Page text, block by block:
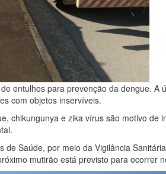
entulhos para prevenção da dengue. A
com objetos inservíveis.
chikungunya e zika vírus são motivo de
Saúde, por meio da Vigilância
mutirão está previsto para ocorrer